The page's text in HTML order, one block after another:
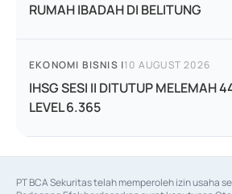
RUMAH IBADAH DI BELITUNG
EKONOMI BISNIS |10 AUGUST 2026
IHSG SESI II DITUTUP MELEMAH
LEVEL 6.365
PT BCA Sekuritas telah memperoleh izin usaha